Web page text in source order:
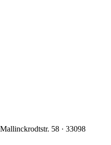
58 · 33098